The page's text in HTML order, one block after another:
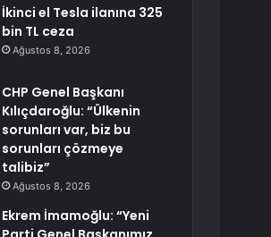
İkinci el Tesla ilanına 325
bin TL ceza
Ağustos 8, 2026
CHP Genel Başkanı
Kılıçdaroğlu: “Ülkenin
sorunları var, biz bu
sorunları çözmeye
talibiz”
Ağustos 8, 2026
Ekrem İmamoğlu: “Yeni